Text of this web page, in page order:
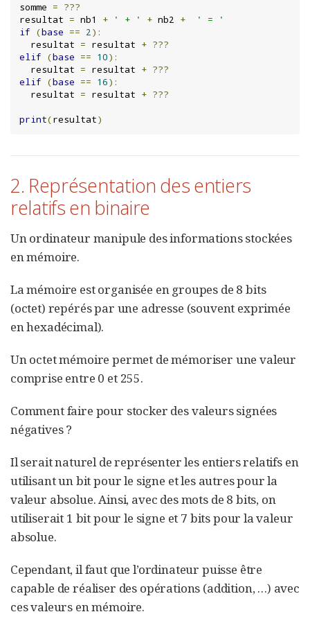
somme = ???
resultat = nb1 + ' + ' + nb2 +
' = '
if (base == 2):
  resultat
= resultat + ???
elif (base == 10):
  resultat
= resultat + ???
elif (base == 16):
  resultat
= resultat + ???
print(resultat)
2. Représentation des entiers
relatifs en binaire
Un ordinateur manipule des informations stockées
en mémoire.
La mémoire est organisée en groupes de 8 bits
(octet) repérés par une adresse (souvent exprimée
en hexadécimal).
Un octet mémoire permet de mémoriser une valeur
comprise entre 0 et 255.
Comment faire pour stocker des valeurs signées
négatives ?
Il serait naturel de représenter les entiers relatifs en
utilisant un bit pour le signe et les autres pour la
valeur absolue. Ainsi, avec des mots de 8 bits, on
utiliserait 1 bit pour le signe et 7 bits pour la valeur
absolue.
Cependant, il faut que l’ordinateur puisse être
capable de réaliser des opérations (addition, …​) avec
ces valeurs en mémoire.